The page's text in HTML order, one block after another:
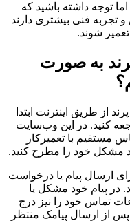
توجه داشته باشید که
تجربه فنی بیشتری دارند
شوند.
به صورت
از طریق اینترنت ابتدا
کنید. در این وب‌سایت
مستقیم با تعمیرکار
مشکل خود را مطرح کنید.
ارسال پیام یا درخواست
در پیام خود مشکل یا
تماس خود را نیز درج
پس از ارسال پیامک منتظر